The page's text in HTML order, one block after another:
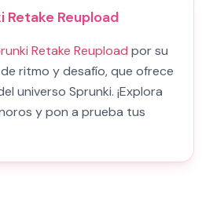
Retake Reupload
Retake Reupload por su
ritmo y desafío, que ofrece
universo Sprunki. ¡Explora
y pon a prueba tus